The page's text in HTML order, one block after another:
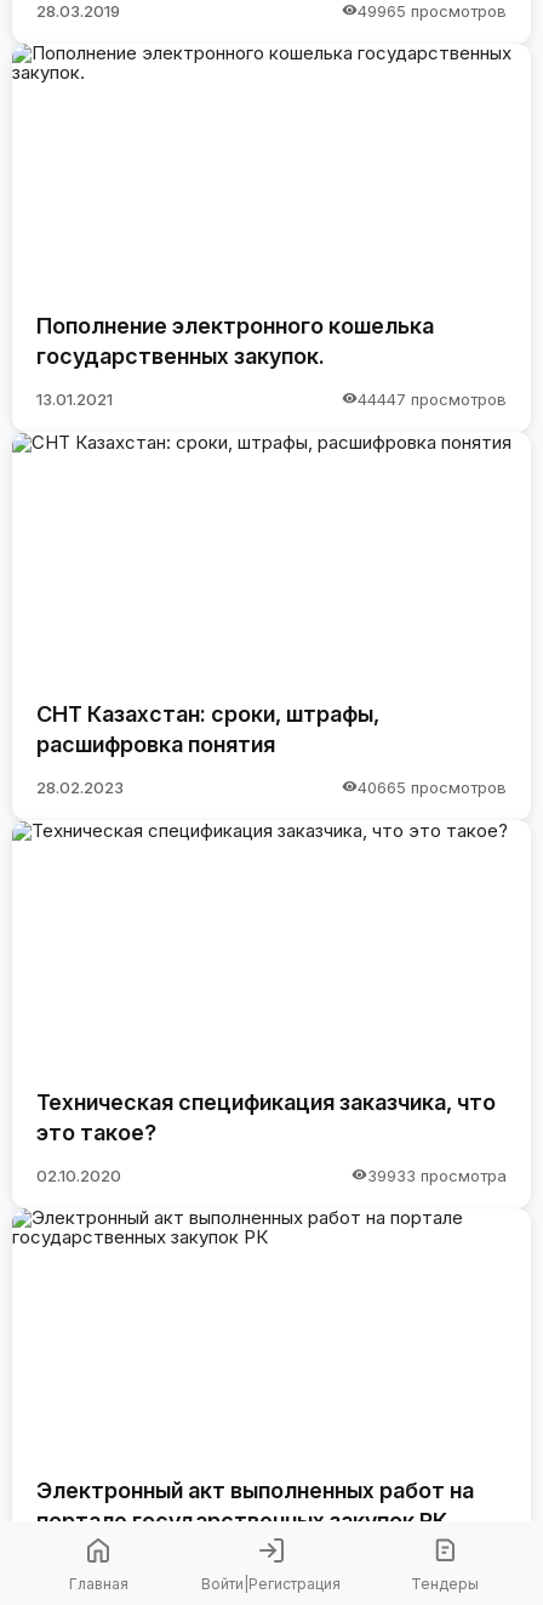
Главная Войти Регистрация Тендеры
28.03.2019 49965 просмотров
Пополнение электронного кошелька
государственных закупок.
13.01.2021 44447 просмотров
СНТ Казахстан: сроки, штрафы,
расшифровка понятия
28.02.2023 40665 просмотров
Техническая спецификация заказчика, что
это такое?
02.10.2020 39933 просмотра
Электронный акт выполненных работ на
портале государственных закупок РК
09.09.2020 38719 просмотров